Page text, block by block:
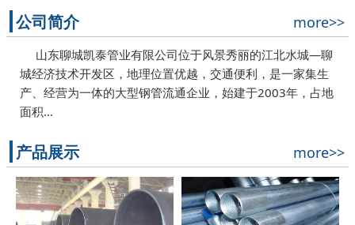
公司简介 more>>
山东聊城凯泰管业有限公司位于风景秀丽的江北水城—聊
城经济技术开发区，地理位置优越，交通便利，是一家集生
产、经营为一体的大型钢管流通企业，始建于2003年，占地
面积…
产品展示 more>>